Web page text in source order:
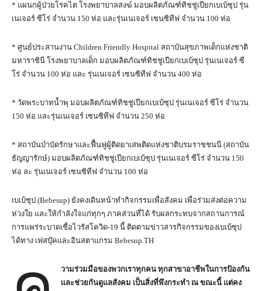
* แผนกผู้ป่วยโรคไต โรงพยาบาลสงฆ์ มอบผลิตภัณฑ์ทิชชู่เปียกเบเบ้ซุป รุ่น
เนเจอร์ ซีโร่ จำนวน 150 ห่อ และรุ่นเนเจอร์ เซนซิทีฟ จำนวน 100 ห่อ
* ศูนย์ประสานงาน Children Friendly Hospital สถาบันสุขภาพเด็กแห่งชาติ
มหาราชินี โรงพยาบาลเด็ก มอบผลิตภัณฑ์ทิชชู่เปียกเบเบ้ซุป รุ่นเนเจอร์ ซี
โร่ จำนวน 100 ห่อ และ รุ่นเนเจอร์ เซนซิทีฟ จำนวน 400 ห่อ
* วัดพระบาทน้ำพุ มอบผลิตภัณฑ์ทิชชู่เปียกเบเบ้ซุป รุ่นเนเจอร์ ซีโร่ จำนวน
150 ห่อ และรุ่นเนเจอร์ เซนซิทีฟ จำนวน 250 ห่อ
* สถาบันบำบัดรักษาและฟื้นฟูผู้ติดยาเสพติดแห่งชาติบรมราชชนนี (สถาบัน
ธัญญารักษ์) มอบผลิตภัณฑ์ทิชชู่เปียกเบเบ้ซุป รุ่นเนเจอร์ ซีโร่ จำนวน 150
ห่อ ละ รุ่นเนเจอร์ เซนซิทีฟ จำนวน 100 ห่อ
เบเบ้ซุป (Bebesup) ยังคงเดินหน้าทำกิจกรรมเพื่อสังคม เพื่อร่วมส่งต่อความ
ห่วงใย และให้กำลังใจแก่ทุกๆ ภาคส่วนที่ได้ รับผลกระทบจากสถานการณ์
การแพร่ระบาดเชื่อไวรัสโควิด-19 นี้ ติดตามข่าวสารกิจกรรมของเบเบ้ซุป
ได้ทาง เฟสบุ๊คและอินสตาแกรม Bebesup.TH
วามร่วมมือของพวกเราทุกคน ทุกสาขาอาชีพในการป้องกัน
เเละช่วยกันดูแลสังคม เป็นสิ่งที่พึงกระทำ ณ ขณะนี้ แต่คง